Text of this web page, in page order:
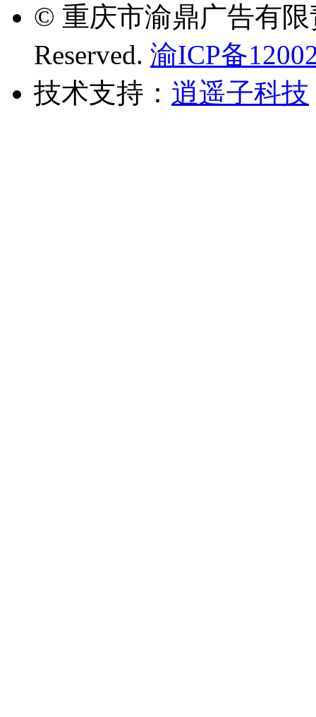
© 重庆市渝鼎广告有限
Reserved. 渝ICP备
技术支持： 逍遥子科技